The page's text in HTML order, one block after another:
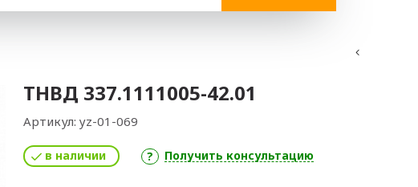
ТНВД 337.1111005-42.01
Артикул: yz-01-069
в наличии Получить консультацию